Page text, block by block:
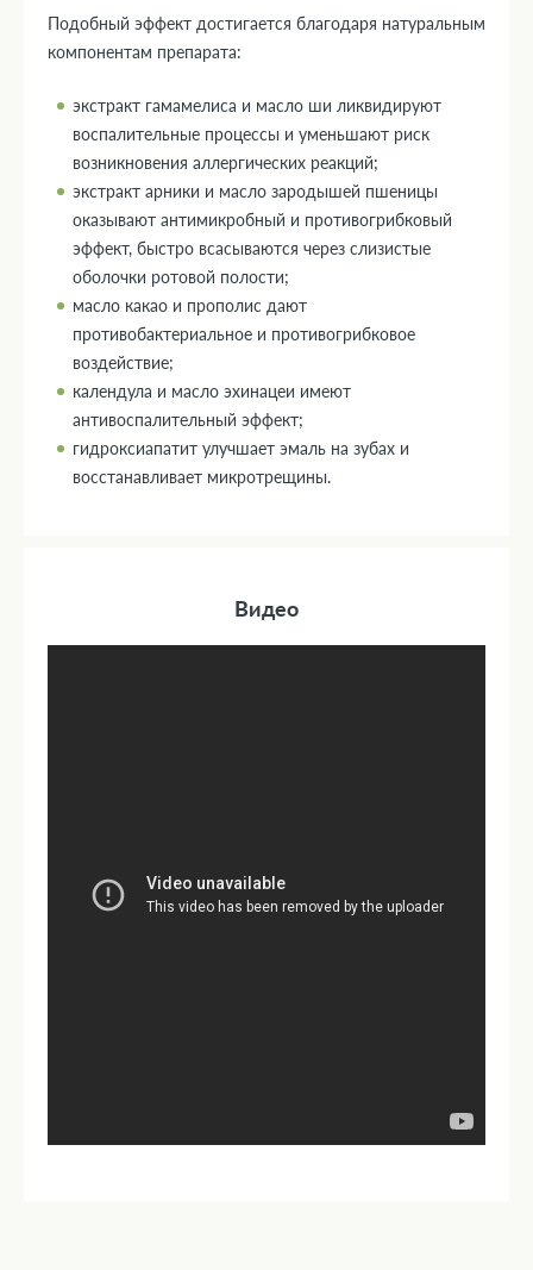
Подобный эффект достигается благодаря натуральным
компонентам препарата:
экстракт гамамелиса и масло ши ликвидируют
воспалительные процессы и уменьшают риск
возникновения аллергических реакций;
экстракт арники и масло зародышей пшеницы
оказывают антимикробный и противогрибковый
эффект, быстро всасываются через слизистые
оболочки ротовой полости;
масло какао и прополис дают
противобактериальное и противогрибковое
воздействие;
календула и масло эхинацеи имеют
антивоспалительный эффект;
гидроксиапатит улучшает эмаль на зубах и
восстанавливает микротрещины.
Видео